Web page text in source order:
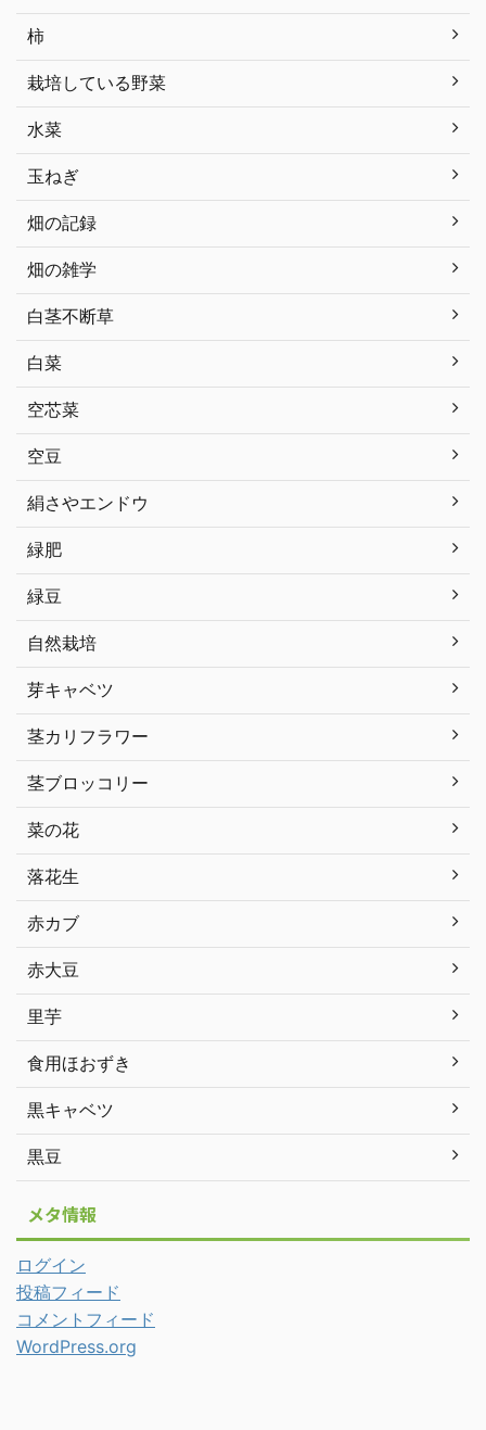
柿
栽培している野菜
水菜
玉ねぎ
畑の記録
畑の雑学
白茎不断草
白菜
空芯菜
空豆
絹さやエンドウ
緑肥
緑豆
自然栽培
芽キャベツ
茎カリフラワー
茎ブロッコリー
菜の花
落花生
赤カブ
赤大豆
里芋
食用ほおずき
黒キャベツ
黒豆
メタ情報
ログイン
投稿フィード
コメントフィード
WordPress.org